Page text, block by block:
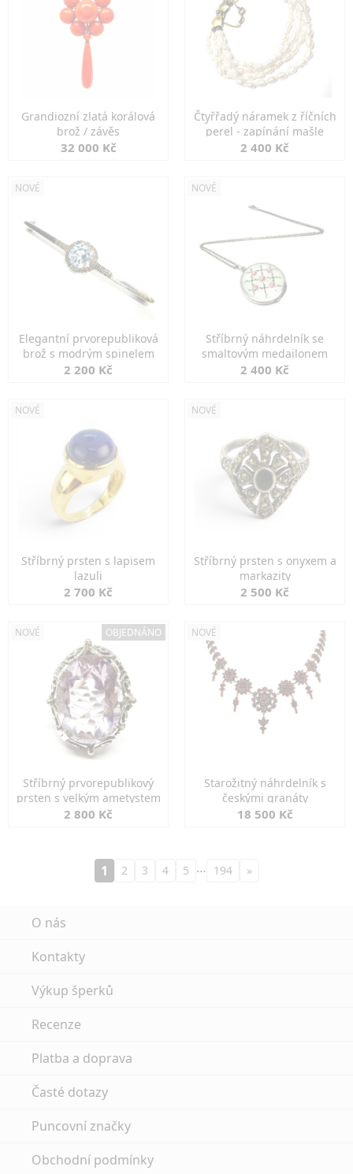
Grandiozní zlatá korálová
brož / závěs
32 000 Kč
Čtyřřadý náramek z říčních
perel - zapínání mašle
2 400 Kč
NOVÉ
Elegantní prvorepubliková
brož s modrým spinelem
2 200 Kč
NOVÉ
Stříbrný náhrdelník se
smaltovým medailonem
2 400 Kč
NOVÉ
Stříbrný prsten s lapisem
lazuli
2 700 Kč
NOVÉ
Stříbrný prsten s onyxem a
markazity
2 500 Kč
NOVÉ OBJEDNÁNO
Stříbrný prvorepublikový
prsten s velkým ametystem
2 800 Kč
NOVÉ
Starožitný náhrdelník s
českými granáty
18 500 Kč
1 2 3 4 5 … 194 »
O nás
Kontakty
Výkup šperků
Recenze
Platba a doprava
Časté dotazy
Puncovní značky
Obchodní podmínky